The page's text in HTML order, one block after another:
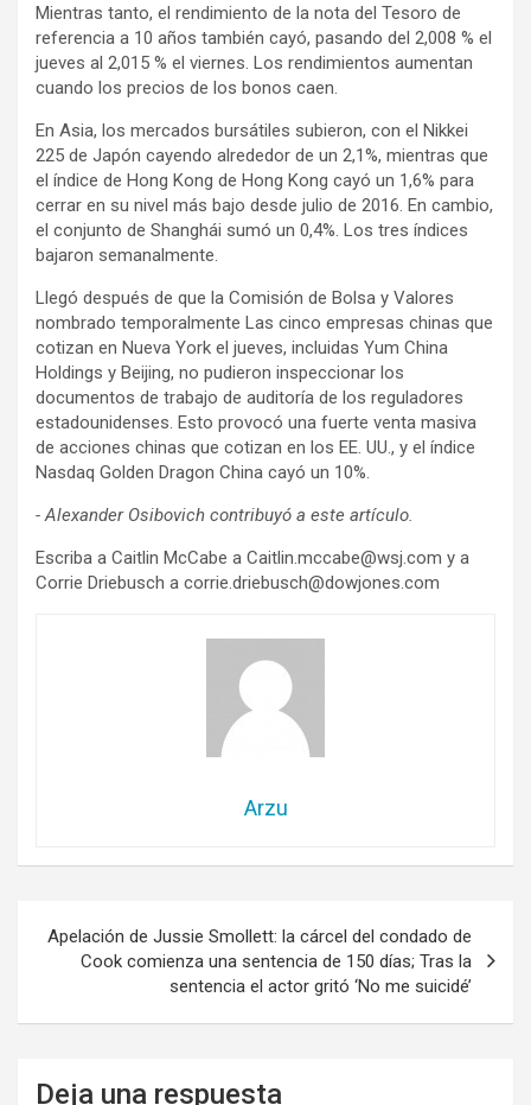
Mientras tanto, el rendimiento de la nota del Tesoro de
referencia a 10 años también cayó, pasando del 2,008 % el
jueves al 2,015 % el viernes. Los rendimientos aumentan
cuando los precios de los bonos caen.
En Asia, los mercados bursátiles subieron, con el Nikkei
225 de Japón cayendo alrededor de un 2,1%, mientras que
el índice de Hong Kong de Hong Kong cayó un 1,6% para
cerrar en su nivel más bajo desde julio de 2016. En cambio,
el conjunto de Shanghái sumó un 0,4%. Los tres índices
bajaron semanalmente.
Llegó después de que la Comisión de Bolsa y Valores
nombrado temporalmente Las cinco empresas chinas que
cotizan en Nueva York el jueves, incluidas Yum China
Holdings y Beijing, no pudieron inspeccionar los
documentos de trabajo de auditoría de los reguladores
estadounidenses. Esto provocó una fuerte venta masiva
de acciones chinas que cotizan en los EE. UU., y el índice
Nasdaq Golden Dragon China cayó un 10%.
- Alexander Osibovich contribuyó a este artículo.
Escriba a Caitlin McCabe a Caitlin.mccabe@wsj.com y a
Corrie Driebusch a corrie.driebusch@dowjones.com
Arzu
Apelación de Jussie Smollett: la cárcel del condado de
Cook comienza una sentencia de 150 días; Tras la
sentencia el actor gritó ‘No me suicidé’
Deja una respuesta